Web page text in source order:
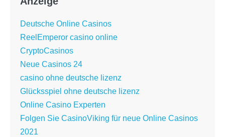
Deutsche Online Casinos
ReelEmperor casino online
CryptoCasinos
Neue Casinos 24
casino ohne deutsche lizenz
Glücksspiel ohne deutsche lizenz
Online Casino Experten
Folgen Sie CasinoViking für neue Online Casinos
2021